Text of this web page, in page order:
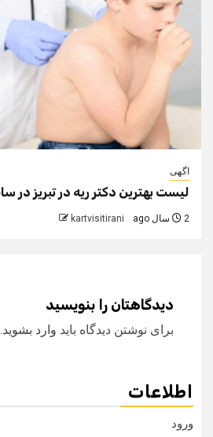
اگهی
لیست بهترین دکتر ریه در تبریز در
2 سال ago kartvisitirani
دیدگاهتان را بنویسید
برای نوشتن دیدگاه باید وارد بشوید.
اطلاعات
ورود